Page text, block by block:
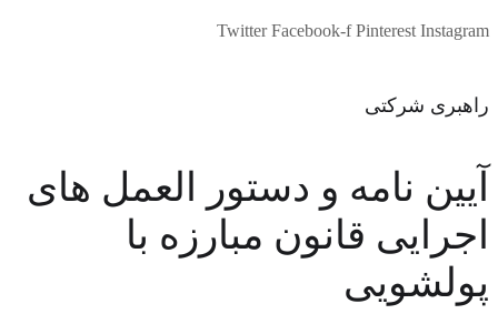
Twitter Facebook-f Pinterest Instagram
راهبری شرکتی
آیین نامه و دستور العمل های
اجرایی قانون مبارزه با
پولشویی